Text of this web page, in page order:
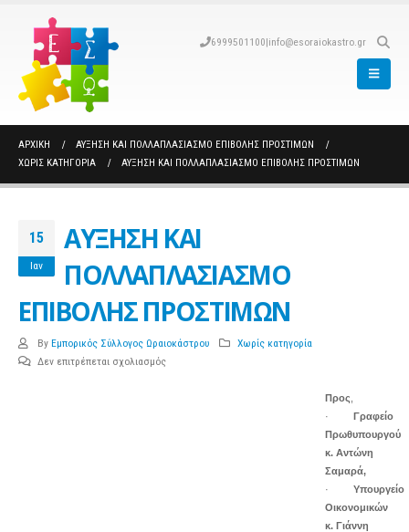
6999501100|info@esoraiokastro.gr
ΑΡΧΙΚΉ
ΑΥΞΗΣΗ ΚΑΙ ΠΟΛΛΑΠΛΑΣΙΑΣΜΟ ΕΠΙΒΟΛΗΣ ΠΡΟΣΤΙΜΩΝ
ΧΩΡΊΣ ΚΑΤΗΓΟΡΊΑ
ΑΥΞΗΣΗ ΚΑΙ ΠΟΛΛΑΠΛΑΣΙΑΣΜΟ ΕΠΙΒΟΛΗΣ ΠΡΟΣΤΙΜΩΝ
15
Ιαν
ΑΥΞΗΣΗ ΚΑΙ
ΠΟΛΛΑΠΛΑΣΙΑΣΜΟ
ΕΠΙΒΟΛΗΣ ΠΡΟΣΤΙΜΩΝ
By Εμπορικός Σύλλογος Ωραιοκάστρου
Χωρίς κατηγορία
Δεν επιτρέπεται σχολιασμόςστο
Προς
· Γραφείο
Πρωθυπουργού
κ. Αντώνη
Σαμαρά,
· Υπουργείο
Οικονομικών
κ. Γιάννη